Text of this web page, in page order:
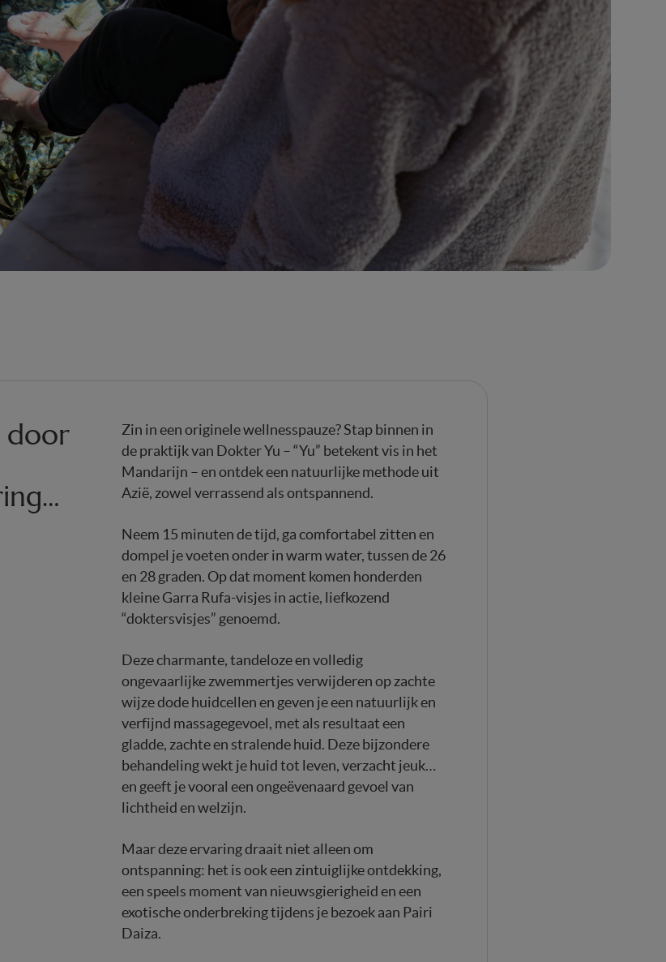
door
Zin in een originele wellnesspauze? Stap binnen in
de praktijk van Dokter Yu – “Yu” betekent vis in het
Mandarijn – en ontdek een natuurlijke methode uit
Azië, zowel verrassend als ontspannend.
Neem 15 minuten de tijd, ga comfortabel zitten en
dompel je voeten onder in warm water, tussen de 26
en 28 graden. Op dat moment komen honderden
kleine Garra Rufa-visjes in actie, liefkozend
“doktersvisjes” genoemd.
Deze charmante, tandeloze en volledig
ongevaarlijke zwemmertjes verwijderen op zachte
wijze dode huidcellen en geven je een natuurlijk en
verfijnd massagegevoel, met als resultaat een
gladde, zachte en stralende huid. Deze bijzondere
behandeling wekt je huid tot leven, verzacht jeuk…
en geeft je vooral een ongeëvenaard gevoel van
lichtheid en welzijn.
Maar deze ervaring draait niet alleen om
ontspanning: het is ook een zintuiglijke ontdekking,
een speels moment van nieuwsgierigheid en een
exotische onderbreking tijdens je bezoek aan Pairi
Daiza.